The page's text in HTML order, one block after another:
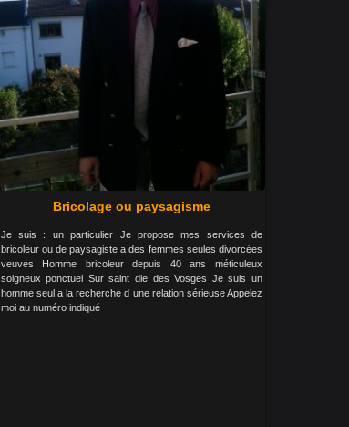
Bricolage ou paysagisme
Je suis : un particulier Je propose mes services de
bricoleur ou de paysagiste a des femmes seules divorcées
veuves Homme bricoleur depuis 40 ans méticuleux
soigneux ponctuel Sur saint die des Vosges Je suis un
homme seul a la recherche d une relation sérieuse Appelez
moi au numéro indiqué